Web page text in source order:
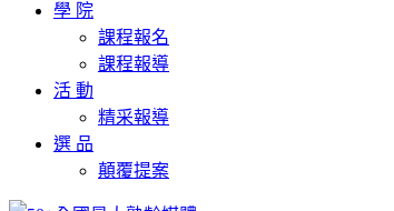
學 院
課程報名
課程報導
活 動
精采報導
選 品
顛覆提案